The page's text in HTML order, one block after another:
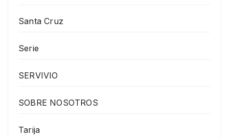
Santa Cruz
Serie
SERVIVIO
SOBRE NOSOTROS
Tarija